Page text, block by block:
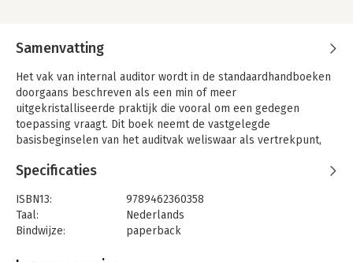
Samenvatting
Het vak van internal auditor wordt in de standaardhandboeken
doorgaans beschreven als een min of meer
uitgekristalliseerde praktijk die vooral om een gedegen
toepassing vraagt. Dit boek neemt de vastgelegde
basisbeginselen van het auditvak weliswaar als vertrekpunt,
publieke domein tot spanningen en dilemma's kan leiden.De
waarin de internal auditor opereert is sterk in beweging.
Internal audit is daarom als professie ook niet scherp
begrensd, maar vormt juist het label voor een dynamisch en
Specificaties
ISBN13:
9789462360358
Taal:
Nederlands
Bindwijze:
paperback